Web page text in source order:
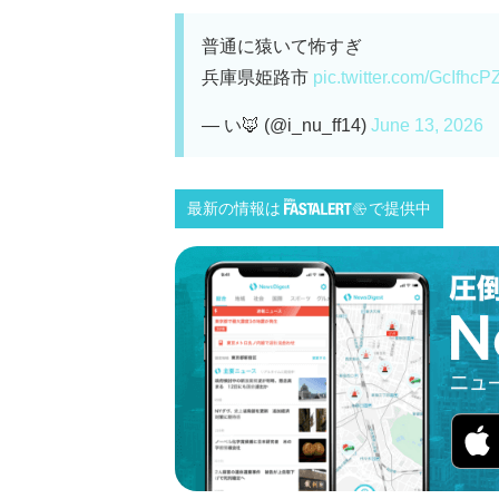
普通に猿いて怖すぎ
兵庫県姫路市 pic.twitter.com/
— い🦊 (@i_nu_ff14) June 13, 2026
最新の情報は で提供中